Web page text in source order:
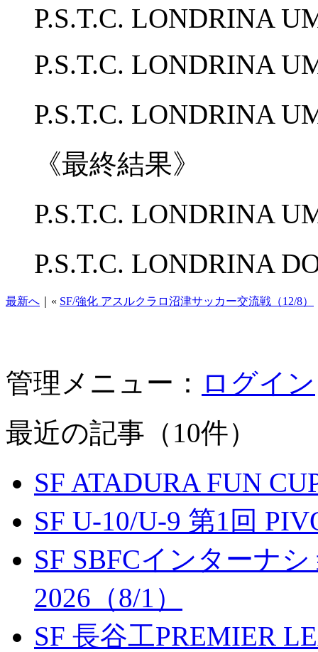
P.S.T.C. LONDRINA
P.S.T.C. LONDRINA
P.S.T.C. LONDRINA
《最終結果》
P.S.T.C. LONDRINA
P.S.T.C. LONDRINA
最新へ ｜« SF/強化 アスルクラロ沼津サッカー交流戦（12/8）
管理メニュー： ログイン
最近の記事（10件）
SF ATADURA FUN
SF U-10/U-9 第1回
SF SBFCインターナ
2026（8/1）
SF 長谷工PREMIER